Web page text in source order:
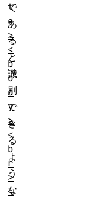
で
あ
る
と
識
別
で
き
る
よ
う
な
t
e
>
<
b
o
d
y
>
<
b
r
>
<